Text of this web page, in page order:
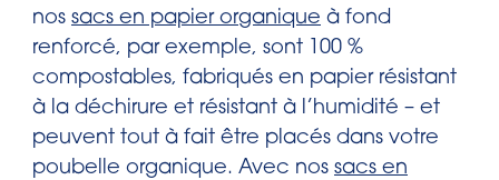
nos sacs en papier organique à fond
renforcé, par exemple, sont 100 %
compostables, fabriqués en papier résistant
à la déchirure et résistant à l’humidité – et
peuvent tout à fait être placés dans votre
poubelle organique. Avec nos sacs en